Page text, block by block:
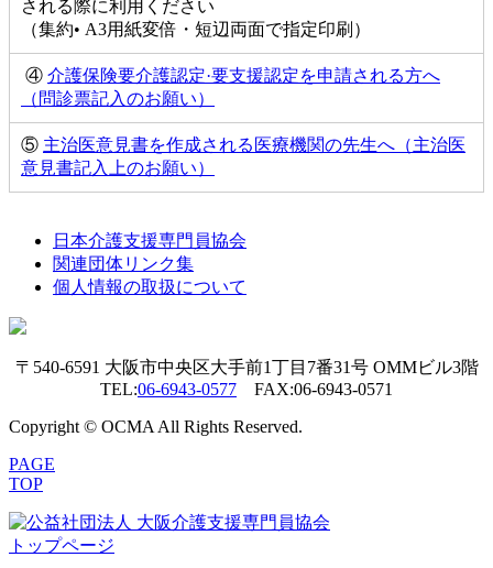
される際に利用ください
（集約• A3用紙変倍・短辺両面で指定印刷）
④ 介護保険要介護認定·要支援認定を申請される方へ
（問診票記入のお願い）
⑤ 主治医意見書を作成される医療機関の先生へ（主治医
意見書記入上のお願い）
日本介護支援専門員協会
関連団体リンク集
個人情報の取扱について
〒540-6591 大阪市中央区大手前1丁目7番31号 OMMビル3階
TEL:06-6943-0577 FAX:06-6943-0571
Copyright © OCMA All Rights Reserved.
PAGE
TOP
トップページ